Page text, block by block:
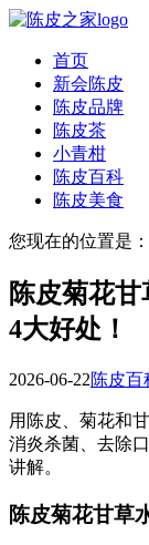
首页
新会陈皮
陈皮品牌
陈皮茶
小青柑
陈皮百科
陈皮美食
您现在的位置是：
陈皮菊花
4大好处！
2026-06-22陈皮百
用陈皮、菊花和
消炎杀菌、去除
讲解。
陈皮菊花甘草